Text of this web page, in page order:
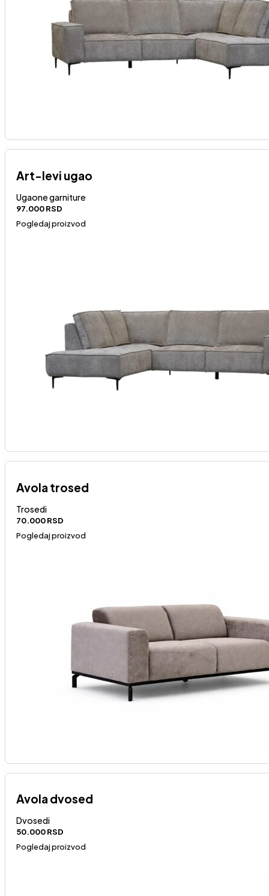
Art-levi ugao
Ugaone garniture
97.000RSD
Pogledaj proizvod
Avola trosed
Trosedi
70.000RSD
Pogledaj proizvod
Avola dvosed
Dvosedi
50.000RSD
Pogledaj proizvod